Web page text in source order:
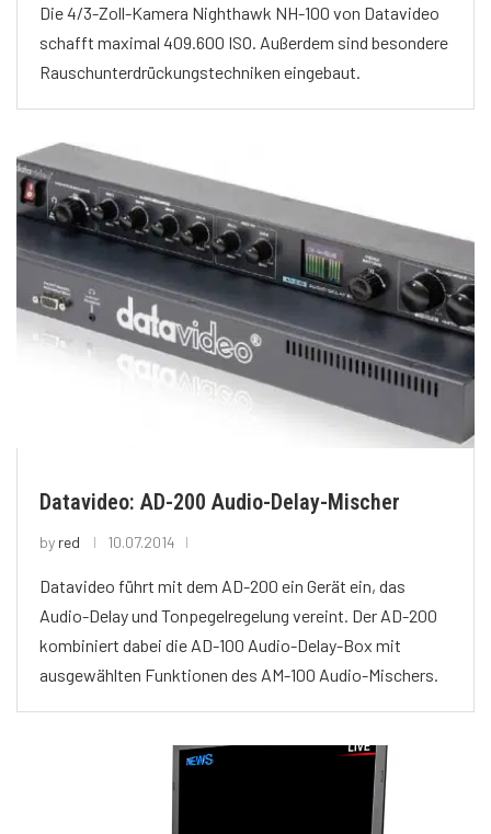
Die 4/3-Zoll-Kamera Nighthawk NH-100 von Datavideo
schafft maximal 409.600 ISO. Außerdem sind besondere
Rauschunterdrückungstechniken eingebaut.
Datavideo: AD-200 Audio-Delay-Mischer
by red 10.07.2014
Datavideo führt mit dem AD-200 ein Gerät ein, das
Audio-Delay und Tonpegelregelung vereint. Der AD-200
kombiniert dabei die AD-100 Audio-Delay-Box mit
ausgewählten Funktionen des AM-100 Audio-Mischers.